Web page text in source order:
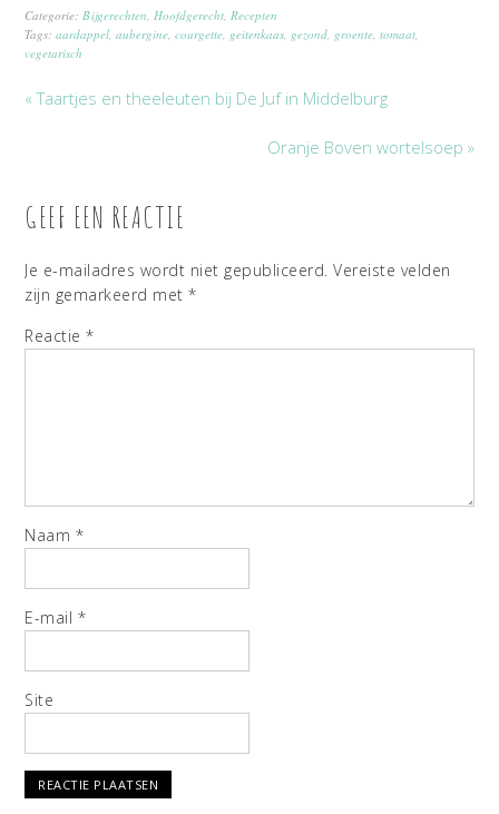
Categorie: Bijgerechten Hoofdgerecht Recepten
Tags:aardappel ,aubergine ,courgette geitenkaas gezond groente ,tomaat
vegetarisch
« Taartjes en theeleuten bij De Juf in Middelburg
Oranje Boven wortelsoep »
GEEF EEN REACTIE
Je e-mailadres wordt niet gepubliceerd. Vereiste velden
zijn gemarkeerd met*
Reactie*
Naam *
E-mail *
Site